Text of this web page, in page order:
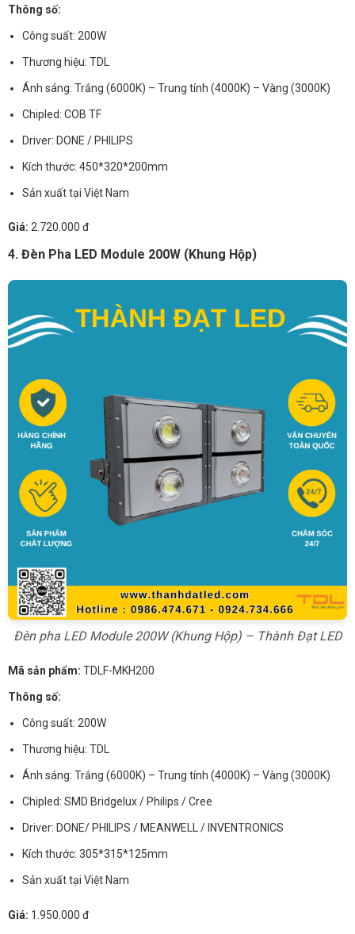
Thông số:
Công suất: 200W
Thương hiệu: TDL
Ánh sáng: Trắng (6000K) – Trung tính (4000K) – Vàng (3000K)
Chipled: COB TF
Driver: DONE / PHILIPS
Kích thước: 450*320*200mm
Sản xuất tại Việt Nam
Giá: 2.720.000 đ
4. Đèn Pha LED Module 200W (Khung Hộp)
Đèn pha LED Module 200W (Khung Hộp) – Thành Đạt LED
Mã sản phẩm: TDLF-MKH200
Thông số:
Công suất: 200W
Thương hiệu: TDL
Ánh sáng: Trắng (6000K) – Trung tính (4000K) – Vàng (3000K)
Chipled: SMD Bridgelux / Philips / Cree
Driver: DONE/ PHILIPS / MEANWELL / INVENTRONICS
Kích thước: 305*315*125mm
Sản xuất tại Việt Nam
Giá: 1.950.000 đ